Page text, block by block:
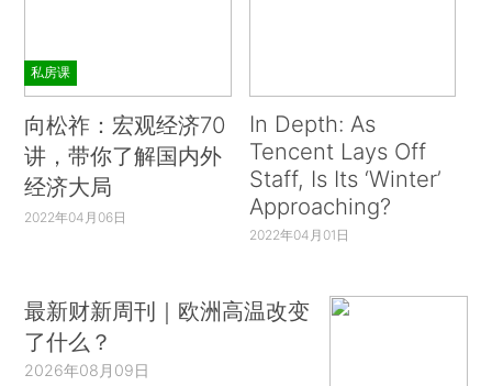
私房课
向松祚：宏观经济70
讲，带你了解国内外
经济大局
2022年04月06日
In Depth: As
Tencent Lays Off
Staff, Is Its ‘Winter’
Approaching?
2022年04月01日
最新财新周刊｜欧洲高温改变
了什么？
2026年08月09日